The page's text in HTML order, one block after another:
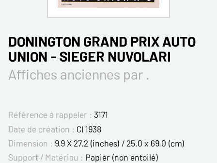
DONINGTON GRAND PRIX AUTO
UNION - SIEGER NUVOLARI
Affiches anciennes par .
Référence à rappeler : 3171
Date de création : CI 1938
Dimension : 9.9 X 27.2 (inches) / 25.0 x 69.0 (cm)
Support / Matériau : Papier (non entoilé)